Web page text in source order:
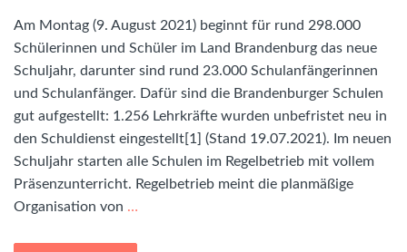
Am Montag (9. August 2021) beginnt für rund 298.000
Schülerinnen und Schüler im Land Brandenburg das neue
Schuljahr, darunter sind rund 23.000 Schulanfängerinnen
und Schulanfänger. Dafür sind die Brandenburger Schulen
gut aufgestellt: 1.256 Lehrkräfte wurden unbefristet neu in
den Schuldienst eingestellt[1] (Stand 19.07.2021). Im neuen
Schuljahr starten alle Schulen im Regelbetrieb mit vollem
Präsenzunterricht. Regelbetrieb meint die planmäßige
Organisation von …